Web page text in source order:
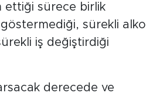
ettiği sürece birlik
sürekli alkol
iş değiştirdiği
derecede ve